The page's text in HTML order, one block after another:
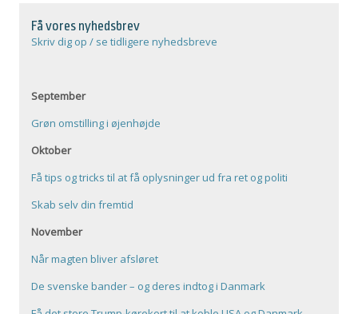
Få vores nyhedsbrev
Skriv dig op / se tidligere nyhedsbreve
September
Grøn omstilling i øjenhøjde
Oktober
Få tips og tricks til at få oplysninger ud fra ret og politi
Skab selv din fremtid
November
Når magten bliver afsløret
De svenske bander – og deres indtog i Danmark